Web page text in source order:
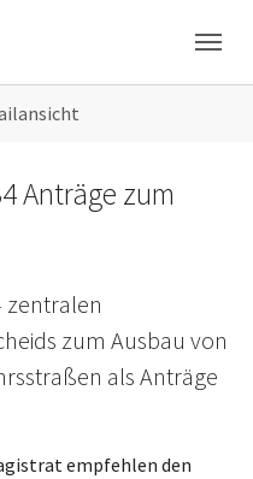
Anträge zum
zentralen
zum Ausbau von
als Anträge
empfehlen den